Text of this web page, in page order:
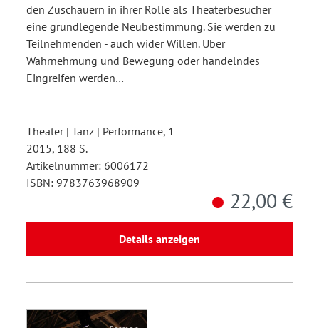
den Zuschauern in ihrer Rolle als Theaterbesucher
eine grundlegende Neubestimmung. Sie werden zu
Teilnehmenden - auch wider Willen. Über
Wahrnehmung und Bewegung oder handelndes
Eingreifen werden…
Theater | Tanz | Performance, 1
2015, 188 S.
Artikelnummer: 6006172
ISBN: 9783763968909
22,00 €
Details anzeigen